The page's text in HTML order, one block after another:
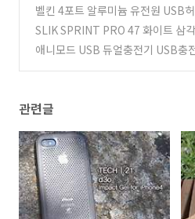
벨킨 4포트 알루미늄 유전원 USB
SLIK SPRINT PRO 47 화이트 삼
2)
애니모드 USB 듀얼충전기 USB충
관련글